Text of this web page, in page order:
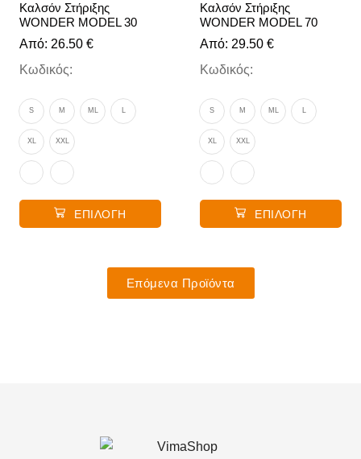
Καλσόν Στήριξης
WONDER MODEL 30
Από: 26.50 €
Κωδικός:
S M ML L
XL XXL
ΕΠΙΛΟΓΉ
Καλσόν Στήριξης
WONDER MODEL 70
Από: 29.50 €
Κωδικός:
S M ML L
XL XXL
ΕΠΙΛΟΓΉ
Επόμενα Προϊόντα